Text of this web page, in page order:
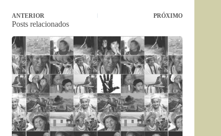
ANTERIOR PRÓXIMO
Posts relacionados